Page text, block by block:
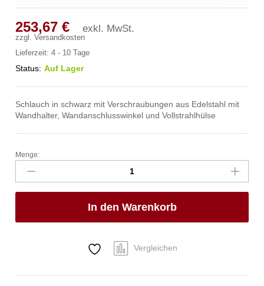
253,67€ exkl. MwSt.
zzgl.Versandkosten
Lieferzeit:4 - 10 Tage
Status: Auf Lager
Schlauch in schwarz mit Verschraubungen aus Edelstahl mit
Wandhalter, Wandanschlusswinkel und Vollstrahlhülse
spa
Kneipp'sche
Garnitur
3/4"
27mm
Menge:
In den Warenkorb
Vergleichen